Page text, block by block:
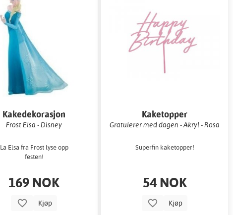
Kakedekorasjon
Frost Elsa - Disney
La Elsa fra Frost lyse opp
festen!
169 NOK
Kjøp
Kaketopper
Gratulerer med dagen - Akryl - Rosa
Superfin kaketopper!
54 NOK
Kjøp